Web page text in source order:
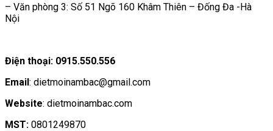
– Văn phòng 3: Số 51 Ngõ 160 Khâm Thiên – Đống Đa -Hà
Nội
Điện thoại: 0915.550.556
Email: dietmoinambac@gmail.com
Website: dietmoinambac.com
MST: 0801249870